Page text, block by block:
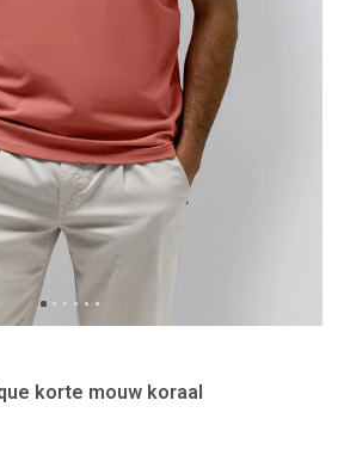
korte mouw koraal